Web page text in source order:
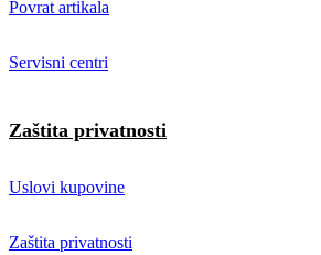
Povrat artikala
Servisni centri
Zaštita privatnosti
Uslovi kupovine
Zaštita privatnosti